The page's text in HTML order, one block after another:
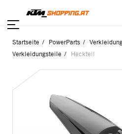
Startseite PowerParts
Verkleidungsteile
Heckteil